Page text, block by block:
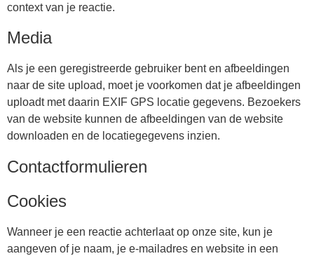
context van je reactie.
Media
Als je een geregistreerde gebruiker bent en afbeeldingen
naar de site upload, moet je voorkomen dat je afbeeldingen
uploadt met daarin EXIF GPS locatie gegevens. Bezoekers
van de website kunnen de afbeeldingen van de website
downloaden en de locatiegegevens inzien.
Contactformulieren
Cookies
Wanneer je een reactie achterlaat op onze site, kun je
aangeven of je naam, je e-mailadres en website in een